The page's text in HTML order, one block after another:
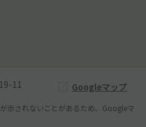
11 Googleマップ
示されないことがあるため、Googleマ